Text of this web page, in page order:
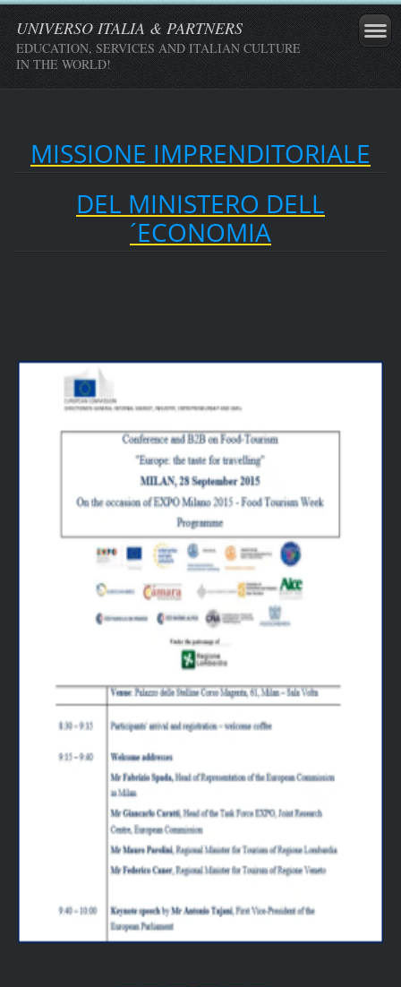
UNIVERSO ITALIA & PARTNERS
EDUCATION, SERVICES AND ITALIAN CULTURE
IN THE WORLD!
MISSIONE IMPRENDITORIALE
DEL MINISTERO DELL
´ECONOMIA